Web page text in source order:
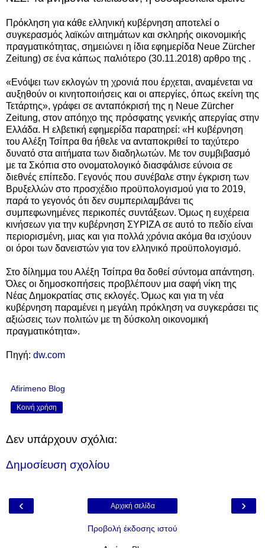
Πρόκληση για κάθε ελληνική κυβέρνηση αποτελεί ο
συγκερασμός λαϊκών αιτημάτων και σκληρής οικονομικής
πραγματικότητας, σημειώνει η ίδια εφημερίδα Neue Zürcher
Zeitung) σε ένα κάπως παλιότερο (30.11.2018) αρθρο της .
«Ενόψει των εκλογών τη χρονιά που έρχεται, αναμένεται να
αυξηθούν οι κινητοποιήσεις και οι απεργίες, όπως εκείνη της
Τετάρτης», γράφει σε ανταπόκρισή της η Neue Zürcher
Zeitung, στον απόηχο της πρόσφατης γενικής απεργίας στην
Ελλάδα. Η ελβετική εφημερίδα παρατηρεί: «Η κυβέρνηση
του Αλέξη Τσίπρα θα ήθελε να ανταποκριθεί το ταχύτερο
δυνατό στα αιτήματα των διαδηλωτών. Με τον συμβιβασμό
με τα Σκόπια στο ονοματολογικό διασφάλισε εύνοια σε
διεθνές επίπεδο. Γεγονός που συνέβαλε στην έγκριση των
Βρυξελλών στο προσχέδιο προϋπολογισμού για το 2019,
παρά το γεγονός ότι δεν συμπεριλαμβάνει τις
συμπεφωνημένες περικοπές συντάξεων. Όμως η ευχέρεια
κινήσεων για την κυβέρνηση ΣΥΡΙΖΑ σε αυτό το πεδίο είναι
περιορισμένη, μιας και για πολλά χρόνια ακόμα θα ισχύουν
οι όροι των δανειστών για τον ελληνικό προϋπολογισμό.
Στο δίλημμα του Αλέξη Τσίπρα θα δοθεί σύντομα απάντηση.
Όλες οι δημοσκοπήσεις προβλέπουν μια σαφή νίκη της
Νέας Δημοκρατίας στις εκλογές. Όμως και για τη νέα
κυβέρνηση παραμένει η μεγάλη πρόκληση να συγκεράσει τις
αξιώσεις των πολιτών με τη δύσκολη οικονομική
πραγματικότητα».
Πηγή: dw.com
Afirimeno Blog
Κοινή χρήση
Δεν υπάρχουν σχόλια:
Δημοσίευση σχολίου
‹ ›
Αρχική σελίδα
Προβολή έκδοσης ιστού